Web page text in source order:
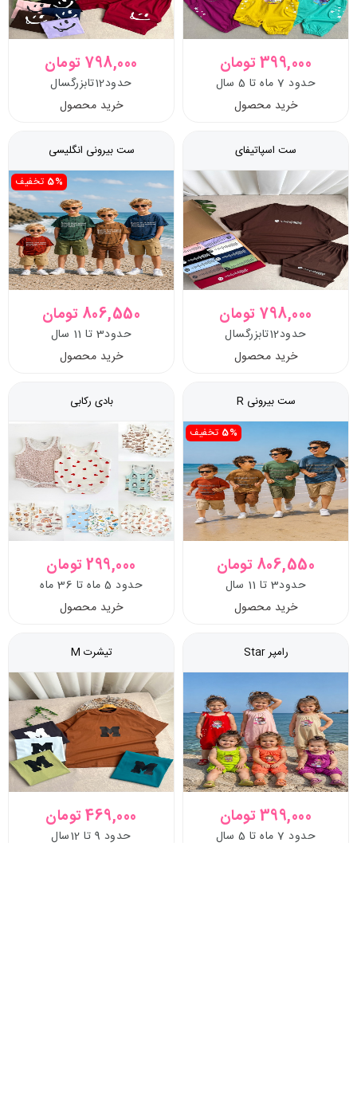
399,000 تومان
حدود 7 ماه تا 5 سال
خرید محصول
798,000 تومان
حدود12تابزرگسال
خرید محصول
ست اسپاتیفای
798,000 تومان
حدود12تابزرگسال
خرید محصول
ست بیرونی انگلیسی
5% تخفیف
806,550 تومان
حدود3 تا 11 سال
خرید محصول
ست بیرونی R
5% تخفیف
806,550 تومان
حدود3 تا 11 سال
خرید محصول
بادی رکابی
299,000 تومان
حدود 5 ماه تا 36 ماه
خرید محصول
رامپر Star
399,000 تومان
حدود 7 ماه تا 5 سال
تیشرت M
469,000 تومان
حدود 9 تا 12سال